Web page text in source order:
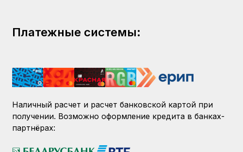
Платежные системы:
Наличный расчет и расчет банковской картой при
получении. Возможно оформление кредита в банках-
партнёрах: